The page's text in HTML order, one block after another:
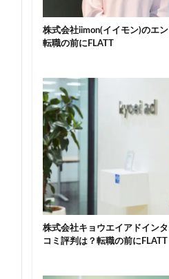
株式会社iimon(イイモン)のエ
転職の前にFLATT
株式会社キョウエイアドイン
コミ評判は？転職の前にFLATT